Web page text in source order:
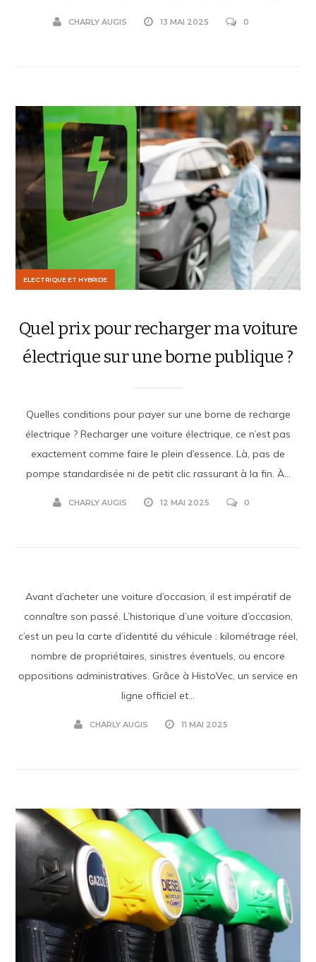
CHARLY AUGIS 13 MAI 2025 0
ELECTRIQUE ET HYBRIDE
Quel prix pour recharger ma voiture
électrique sur une borne publique ?
Quelles conditions pour payer sur une borne de recharge
électrique ? Recharger une voiture électrique, ce n’est pas
exactement comme faire le plein d’essence. Là, pas de
pompe standardisée ni de petit clic rassurant à la fin. À...
CHARLY AUGIS 12 MAI 2025 0
Avant d’acheter une voiture d’occasion, il est impératif de
connaître son passé. L’historique d’une voiture d’occasion,
c’est un peu la carte d’identité du véhicule : kilométrage réel,
nombre de propriétaires, sinistres éventuels, ou encore
oppositions administratives. Grâce à HistoVec, un service en
ligne officiel et...
CHARLY AUGIS 11 MAI 2025